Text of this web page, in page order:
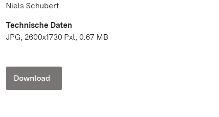
Niels Schubert
Technische Daten
JPG, 2600x1730 Pxl, 0.67 MB
Download